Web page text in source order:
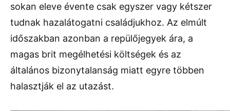
sokan eleve évente csak egyszer vagy kétszer
tudnak hazalátogatni családjukhoz. Az elmúlt
időszakban azonban a repülőjegyek ára, a
magas brit megélhetési költségek és az
általános bizonytalanság miatt egyre többen
halasztják el az utazást.